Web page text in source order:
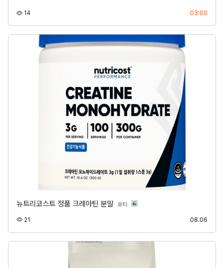
14조회 03:00
뉴트리코스트 정품 크레아틴 분말 뷰티 분류
21 08.06